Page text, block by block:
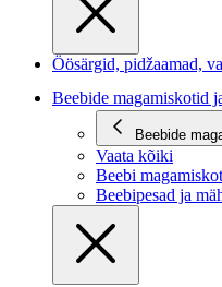
Öösärgid, pidžaamad,
Beebide magamiskotid
Beebide
Vaata kõiki
Beebi
Beebipesad ja